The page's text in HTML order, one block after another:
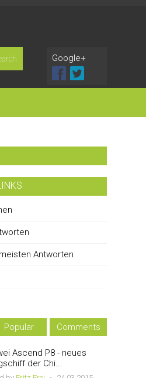
Google+
Antworten
Popular Comments
Ascend P8 - neues
der Chi...